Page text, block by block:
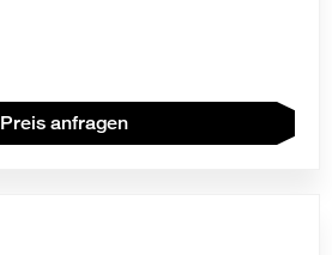
Preis anfragen